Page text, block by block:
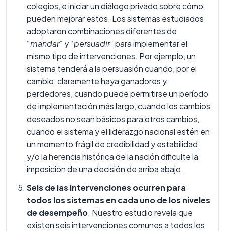
colegios, e iniciar un diálogo privado sobre cómo
pueden mejorar estos. Los sistemas estudiados
adoptaron combinaciones diferentes de
“mandar” y“persuadir”para implementar el
mismo tipo de intervenciones. Por ejemplo, un
sistema tenderá a la persuasión cuando, por el
cambio, claramente haya ganadores y
perdedores, cuando puede permitirse un período
de implementación más largo, cuando los cambios
deseados no sean básicos para otros cambios,
cuando el sistema y el liderazgo nacional estén en
un momento frágil de credibilidad y estabilidad,
y/o la herencia histórica de la nación dificulte la
imposición de una decisión de arriba abajo.
Seis de las intervenciones ocurren para
todos los sistemas en cada uno de los niveles
de desempeño. Nuestro estudio revela que
existen seis intervenciones comunes a todos los